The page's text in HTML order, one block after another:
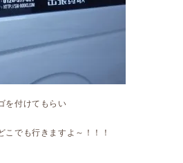
を付けてもらい
でも行きますよ～！！！